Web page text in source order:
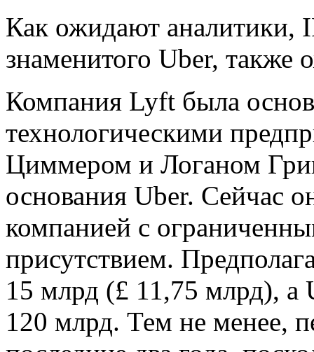
Как ожидают аналитики,
знаменитого Uber, также
Компания Lyft была
технологическими
Циммером и Логаном
основания Uber. Сейчас
компанией с
присутствием.
15 млрд (£ 11,75 млрд), а
120 млрд. Тем не менее,